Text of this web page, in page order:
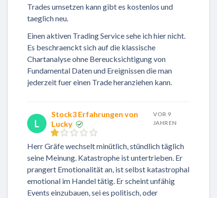
Trades umsetzen kann gibt es kostenlos und
taeglich neu.
Einen aktiven Trading Service sehe ich hier nicht.
Es beschraenckt sich auf die klassische
Chartanalyse ohne Bereucksichtigung von
Fundamental Daten und Ereignissen die man
jederzeit fuer einen Trade heranziehen kann.
L
Stock3 Erfahrungen von
Lucky
VOR 9
JAHREN
Herr Gräfe wechselt minütlich, stündlich täglich
seine Meinung. Katastrophe ist untertrieben. Er
prangert Emotionalität an, ist selbst katastrophal
emotional im Handel tätig. Er scheint unfähig
Events einzubauen, sei es politisch, oder